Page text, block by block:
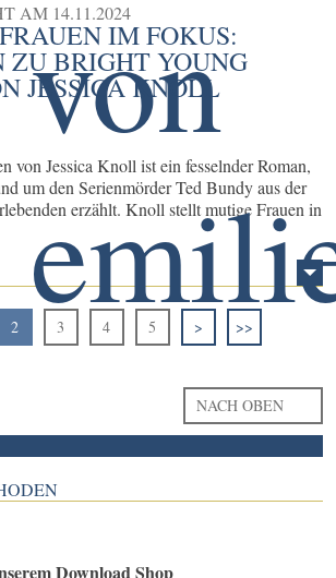
AM 14.11.2024
IM FOKUS:
ZU BRIGHT YOUNG
JESSICA KNOLL
von Jessica Knoll ist ein fesselnder Roman,
um den Serienmörder Ted Bundy aus der
erzählt. Knoll stellt mutige Frauen in
2 3 4 5 >
>>
NACH OBEN
Download Shop